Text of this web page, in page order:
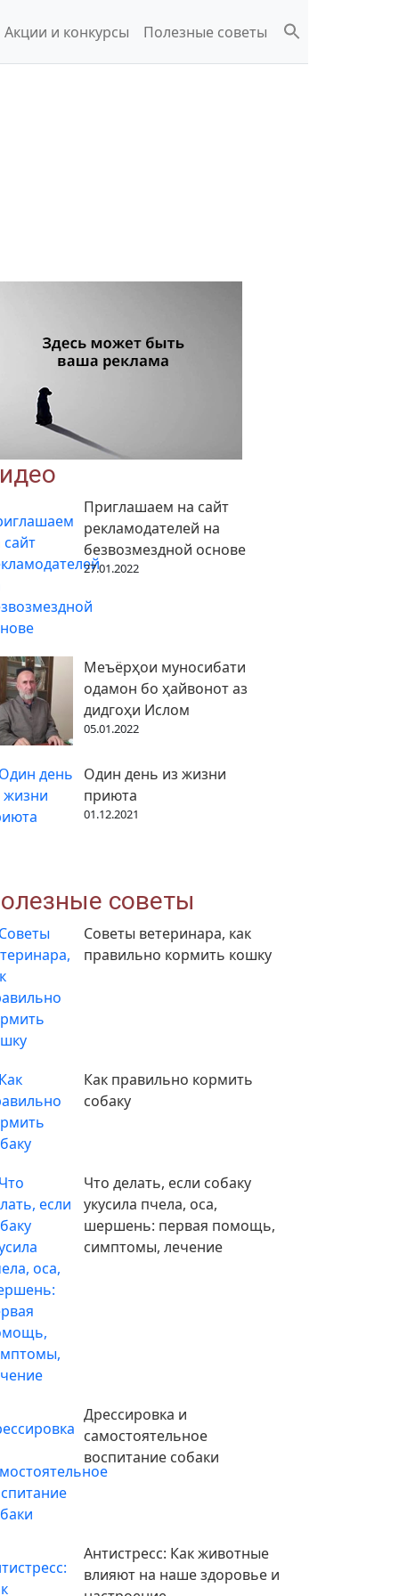
Акции и конкурсы Полезные советы
Приглашаем на сайт
рекламодателей на
безвозмездной основе
27.01.2022
Меъёрҳои муносибати
одамон бо ҳайвонот аз
дидгоҳи Ислом
05.01.2022
Один день из жизни
приюта
01.12.2021
советы
Советы ветеринара, как
правильно кормить кошку
Как правильно кормить
собаку
Что делать, если собаку
укусила пчела, оса,
шершень: первая помощь,
симптомы, лечение
Дрессировка и
самостоятельное
воспитание собаки
Антистресс: Как животные
влияют на наше здоровье и